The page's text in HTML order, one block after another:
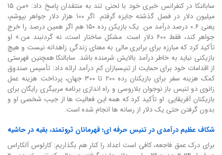
سابالنکا در کنفرانس خبری خود با لحنی تند به منتقدان پاسخ داد: «من ۱۵
میلیون دلار در فصل گذشته جایزه گرفتم. اگر ۱۰۰ هزار دلار جواهر بپوشم،
یعنی ۰.۶ درصد درآمد من. یک بازیکن رده ۱۵۰ هم اگر همین درصد را خرج
جواهر کند، فقط ۶۰۰ دلار است. مشکل ساختار است، نه گردنبند من.» او
تأکید کرد که مبارزه برای برابری مالی به معنای زندگی زاهدانه نیست و هیچ
بازیکنی نباید به خاطر درآمد بالایش شرمنده باشد. سابالنکا همچنین فهرستی
از اقدامات خود برای حمایت از تنیسبازان کم درآمد ارائه داد: تأسیس صندوق
کمک هزینه سفر برای بازیکنان رده ۲۰۰ تا ۳۰۰ جهان، پرداخت هزینه عمل
زانوی دو تنیس باز نوجوان بلاروسی و راه اندازی برنامه مربیگری رایگان برای
بازیکنان آفریقایی. او تأکید کرد که همه این فعالیت ها از جیب شخصی او و
بدون گرفتن حتی یک دلار از رسانه ها انجام شده است.
شکاف عظیم درآمدی در تنیس حرفه ای؛ قهرمانان ثروتمند، بقیه در حاشیه
برای درک عمق فاجعه، کافی است اعداد را کنار هم بگذاریم: کارلوس آلکاراس